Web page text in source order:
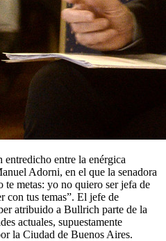
entredicho entre la enérgica
Adorni, en el que la senadora
metas: yo no quiero ser jefa de
con tus temas”. El jefe de
atribuido a Bullrich parte de la
actuales, supuestamente
la Ciudad de Buenos Aires.